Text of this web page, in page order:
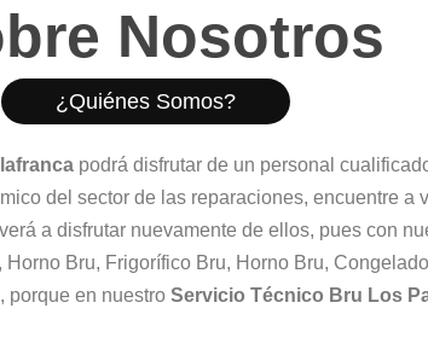
Nosotros
¿Quiénes Somos?
podrá disfrutar de un personal
del sector de las reparaciones, encuentre a
a disfrutar nuevamente de ellos, pues con
Bru, Frigorífico Bru, Horno Bru,
porque en nuestro Servicio Técnico Bru Los